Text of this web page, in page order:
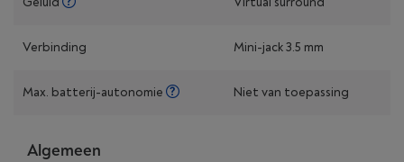
Verbinding Mini-jack 3.5 mm
Max. batterij-autonomie Niet van toepassing
Algemeen